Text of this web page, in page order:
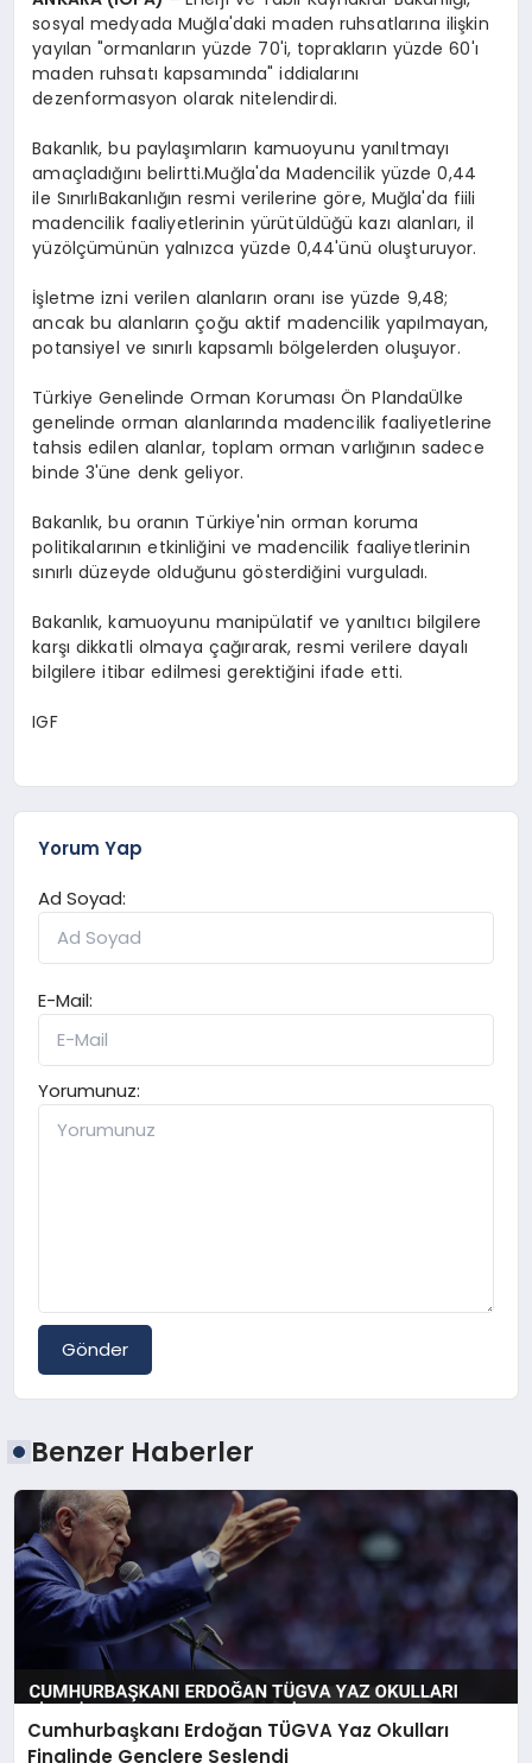
sosyal medyada Muğla'daki maden ruhsatlarına ilişkin
yayılan "ormanların yüzde 70'i, toprakların yüzde 60'ı
maden ruhsatı kapsamında" iddialarını
dezenformasyon olarak nitelendirdi.
Bakanlık, bu paylaşımların kamuoyunu yanıltmayı
amaçladığını belirtti.Muğla'da Madencilik yüzde 0,44
ile SınırlıBakanlığın resmi verilerine göre, Muğla'da fiili
madencilik faaliyetlerinin yürütüldüğü kazı alanları, il
yüzölçümünün yalnızca yüzde 0,44'ünü oluşturuyor.
İşletme izni verilen alanların oranı ise yüzde 9,48;
ancak bu alanların çoğu aktif madencilik yapılmayan,
potansiyel ve sınırlı kapsamlı bölgelerden oluşuyor.
Türkiye Genelinde Orman Koruması Ön PlandaÜlke
genelinde orman alanlarında madencilik faaliyetlerine
tahsis edilen alanlar, toplam orman varlığının sadece
binde 3'üne denk geliyor.
Bakanlık, bu oranın Türkiye'nin orman koruma
politikalarının etkinliğini ve madencilik faaliyetlerinin
sınırlı düzeyde olduğunu gösterdiğini vurguladı.
Bakanlık, kamuoyunu manipülatif ve yanıltıcı bilgilere
karşı dikkatli olmaya çağırarak, resmi verilere dayalı
bilgilere itibar edilmesi gerektiğini ifade etti.
IGF
Yorum Yap
Ad Soyad:
E-Mail:
Yorumunuz:
Gönder
Benzer Haberler
Cumhurbaşkanı Erdoğan TÜGVA Yaz Okulları
Finalinde Gençlere Seslendi